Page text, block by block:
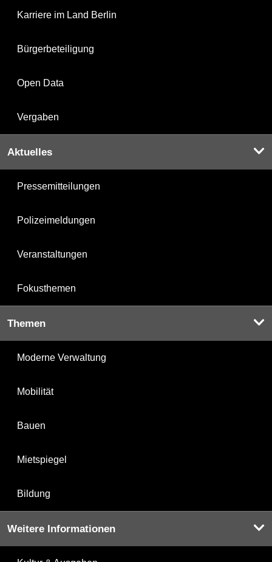
Karriere im Land Berlin
Bürgerbeteiligung
Open Data
Vergaben
Aktuelles
Pressemitteilungen
Polizeimeldungen
Veranstaltungen
Fokusthemen
Themen
Moderne Verwaltung
Mobilität
Bauen
Mietspiegel
Bildung
Weitere Informationen